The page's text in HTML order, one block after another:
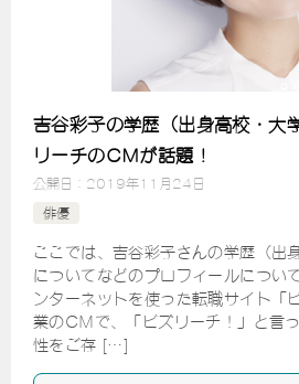
吉谷彩子の学歴（出身高校・大
リーチのCMが話題！
公開日： 2019年11月24日
俳優
ここでは、吉谷彩子さんの学歴（出
についてなどのプロフィールについ
ンターネットを使った転職サイト「
業のCMで、「ビズリーチ！」と言
性をご存 […]